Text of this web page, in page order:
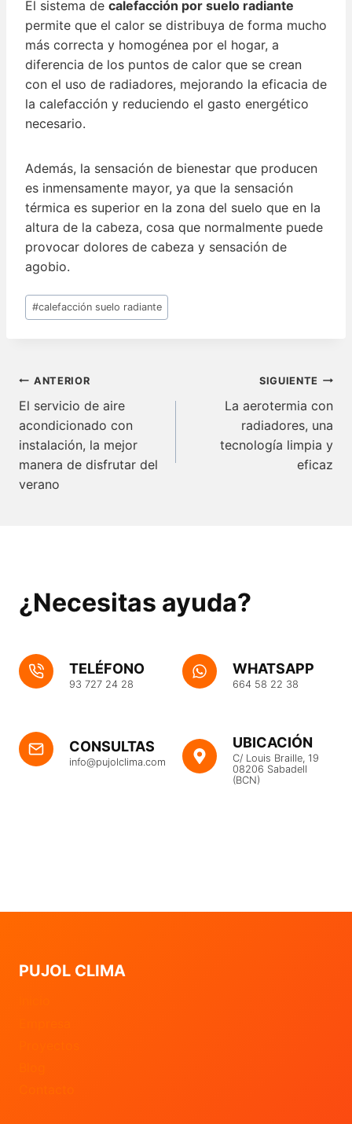
El sistema de calefacción por suelo radiante
permite que el calor se distribuya de forma mucho
más correcta y homogénea por el hogar, a
diferencia de los puntos de calor que se crean
con el uso de radiadores, mejorando la eficacia de
la calefacción y reduciendo el gasto energético
necesario.
Además, la sensación de bienestar que producen
es inmensamente mayor, ya que la sensación
térmica es superior en la zona del suelo que en la
altura de la cabeza, cosa que normalmente puede
provocar dolores de cabeza y sensación de
agobio.
Etiquetas
de
#calefacción suelo radiante
Navegación
de
entradas
ANTERIOR
El servicio de aire
acondicionado con
instalación, la mejor
manera de disfrutar del
verano
SIGUIENTE
La aerotermia con
radiadores, una
tecnología limpia y
eficaz
¿Necesitas ayuda?
TELÉFONO
93 727 24 28
WHATSAPP
664 58 22 38
CONSULTAS
info@pujolclima.com
UBICACIÓN
C/ Louis Braille, 19
08206 Sabadell
(BCN)
PUJOL CLIMA